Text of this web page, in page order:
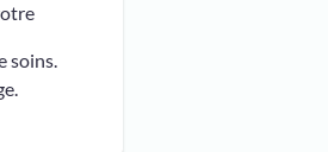
soins.